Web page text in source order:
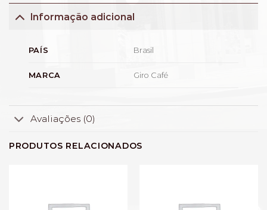
Informação adicional
PAÍS Brasil
MARCA Giro Café
Avaliações (0)
PRODUTOS RELACIONADOS